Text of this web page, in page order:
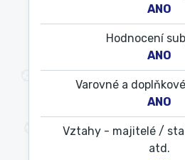
ANO
Hodnocení
ANO
Varovné a
ANO
Vztahy - majitelé /
atd.